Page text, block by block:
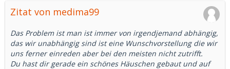
Zitat von medima99
Das Problem ist man ist immer von irgendjemand abhängig,
das wir unabhängig sind ist eine Wunschvorstellung die wir
uns ferner einreden aber bei den meisten nicht zutrifft.
Du hast dir gerade ein schönes Häuschen gebaut und auf